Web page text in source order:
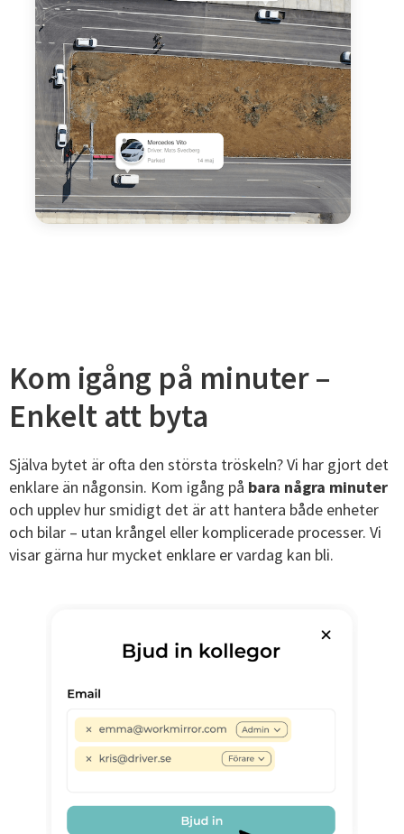
Kom igång på minuter –
Enkelt att byta
Själva bytet är ofta den största tröskeln? Vi har gjort det
enklare än någonsin. Kom igång på bara några minuter
och upplev hur smidigt det är att hantera både enheter
och bilar – utan krångel eller komplicerade processer. Vi
visar gärna hur mycket enklare er vardag kan bli.